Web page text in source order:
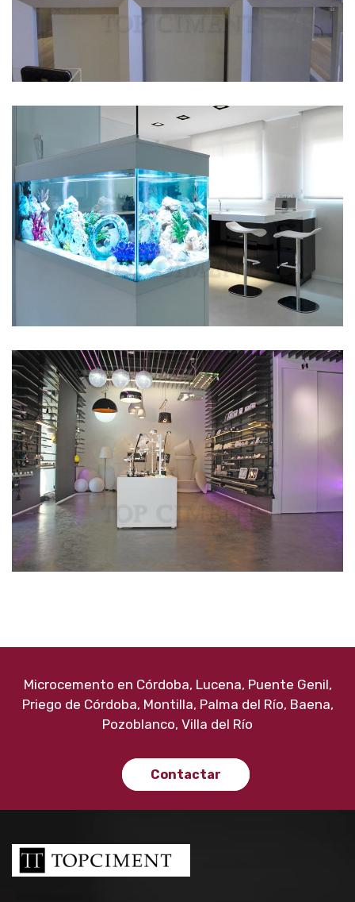
Microcemento en Córdoba, Lucena, Puente Genil,
Priego de Córdoba, Montilla, Palma del Río, Baena,
Pozoblanco, Villa del Río
Contactar